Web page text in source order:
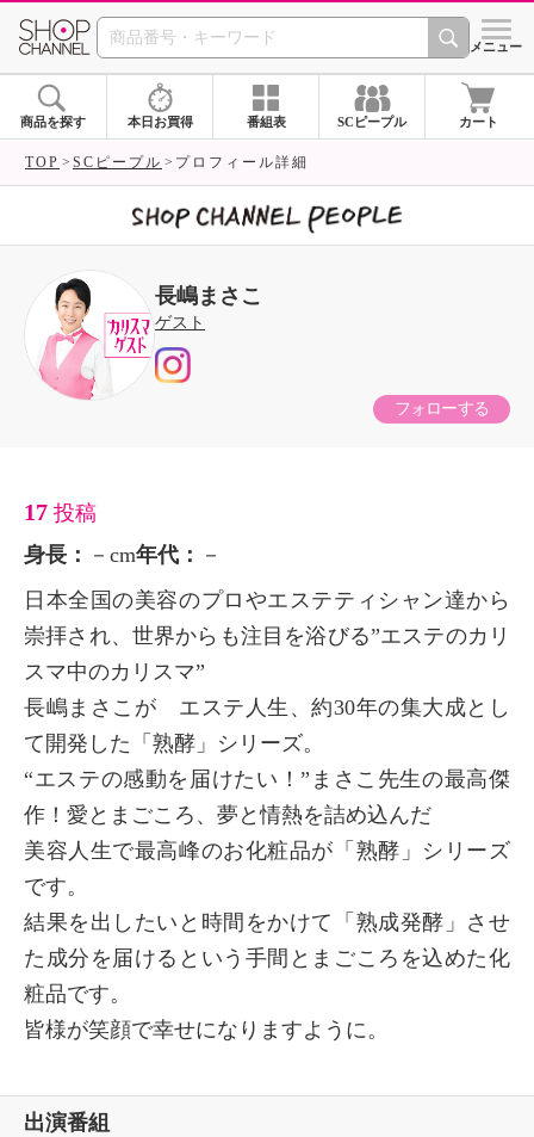
SHOP CHANNEL シメニュー
商品を探す 本日お買得 番組表 SCピープル カート
TOP SCピープル プロフィール詳細
長嶋まさこ
ゲスト
フォローする
17 投稿
身長： －cm年代： －
日本全国の美容のプロやエステティシャン達から
崇拝され、世界からも注目を浴びる”エステのカリ
スマ中のカリスマ”
長嶋まさこが エステ人生、約30年の集大成とし
て開発した「熟酵」シリーズ。
“エステの感動を届けたい！”まさこ先生の最高傑
作！愛とまごころ、夢と情熱を詰め込んだ
美容人生で最高峰のお化粧品が「熟酵」シリーズ
です。
結果を出したいと時間をかけて「熟成発酵」させ
た成分を届けるという手間とまごころを込めた化
粧品です。
皆様が笑顔で幸せになりますように。
出演番組